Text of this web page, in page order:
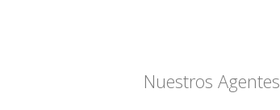
Nuestros Agentes